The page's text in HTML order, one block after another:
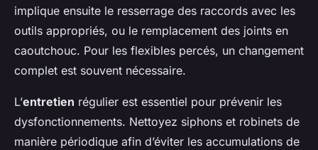
implique ensuite le resserrage des raccords avec les
outils appropriés, ou le remplacement des joints en
caoutchouc. Pour les flexibles percés, un changement
complet est souvent nécessaire.
L’entretien régulier est essentiel pour prévenir les
dysfonctionnements. Nettoyez siphons et robinets de
manière périodique afin d’éviter les accumulations de